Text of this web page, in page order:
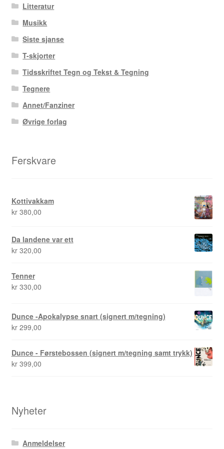
Til kassen
Ordrebekreftelse
Your Account
Litteratur
Musikk
Siste sjanse
T-skjorter
Tidsskriftet Tegn og Tekst & Tegning
Tegnere
Annet/Fanziner
Øvrige forlag
Ferskvare
Kottivakkam
kr380,00
Da landene var ett
kr320,00
Tenner
kr330,00
Dunce -Apokalypse snart (signert m/tegning)
kr299,00
Dunce - Førstebossen (signert m/tegning samt trykk)
kr399,00
Nyheter
Anmeldelser